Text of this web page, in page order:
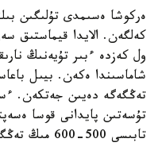
كەلگەن. الايدا قيماستىق
تەڭگەگە دەيىن جەتكەن.
تۇسەتىن پايدانى قوسا
تابىسى 500-600 مىڭ تەڭگەدەن اسادى.